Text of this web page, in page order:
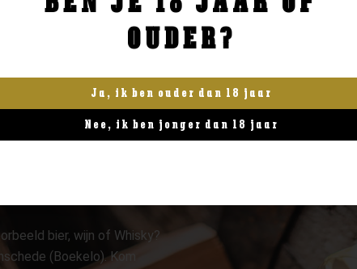
bier, wijn of Whisky?
(Boekelo). Kom
OUDER?
Ja, ik ben ouder dan 18 jaar
Nee, ik ben jonger dan 18 jaar